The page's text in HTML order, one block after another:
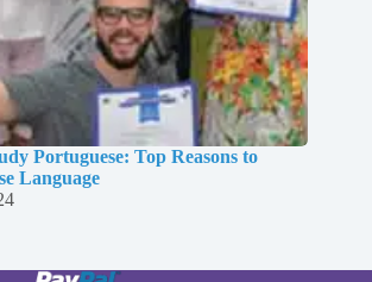
Portuguese: Top Reasons to
Language